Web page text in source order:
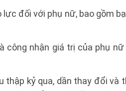
đối với phụ nữ, bao gồm
công nhận giá trị của phụ nữ
thập kỷ qua, dần thay đổi và